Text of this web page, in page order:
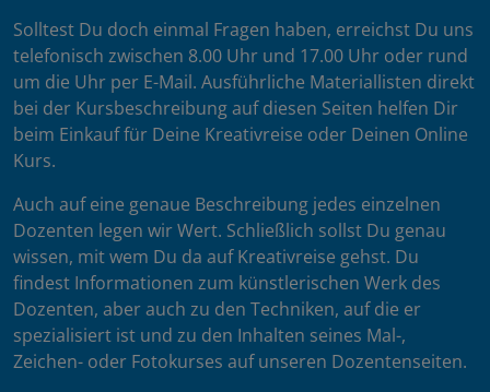
Solltest Du doch einmal Fragen haben, erreichst Du uns
telefonisch zwischen 8.00 Uhr und 17.00 Uhr oder rund
um die Uhr per E-Mail. Ausführliche Materiallisten direkt
bei der Kursbeschreibung auf diesen Seiten helfen Dir
beim Einkauf für Deine Kreativreise oder Deinen Online
Kurs.
Auch auf eine genaue Beschreibung jedes einzelnen
Dozenten legen wir Wert. Schließlich sollst Du genau
wissen, mit wem Du da auf Kreativreise gehst. Du
findest Informationen zum künstlerischen Werk des
Dozenten, aber auch zu den Techniken, auf die er
spezialisiert ist und zu den Inhalten seines Mal-,
Zeichen- oder Fotokurses auf unseren Dozentenseiten.